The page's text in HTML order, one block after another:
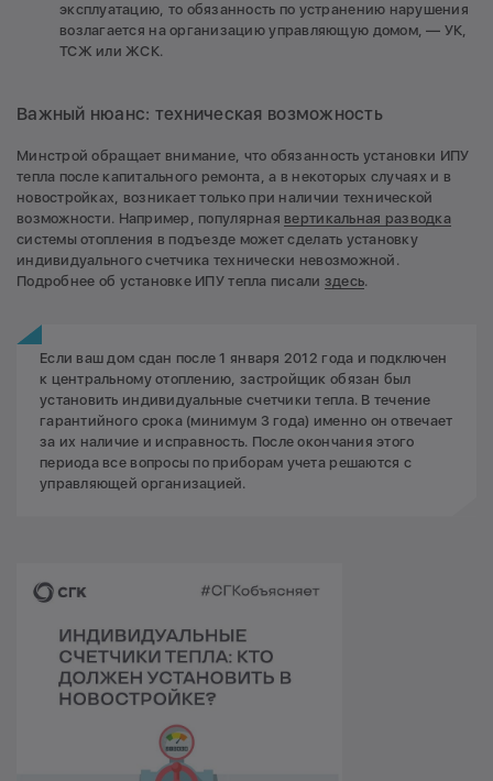
эксплуатацию, то обязанность по устранению нарушения
возлагается на организацию управляющую домом, — УК,
ТСЖ или ЖСК.
Важный нюанс: техническая возможность
Минстрой обращает внимание, что обязанность установки ИПУ
тепла после капитального ремонта, а в некоторых случаях и в
новостройках, возникает только при наличии технической
возможности. Например, популярная вертикальная разводка
системы отопления в подъезде может сделать установку
индивидуального счетчика технически невозможной.
Подробнее об установке ИПУ тепла писали здесь.
Если ваш дом сдан после 1 января 2012 года и подключен
к центральному отоплению, застройщик обязан был
установить индивидуальные счетчики тепла. В течение
гарантийного срока (минимум 3 года) именно он отвечает
за их наличие и исправность. После окончания этого
периода все вопросы по приборам учета решаются с
управляющей организацией.